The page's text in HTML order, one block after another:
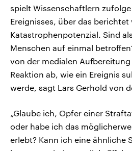
spielt Wissenschaftlern
Ereignisses, über das
Katastrophenpotenzial. Sind
Menschen auf einmal
von der medialen
Reaktion ab, wie ein Ereignis
werde, sagt Lars Gerhold von
„Glaube ich, Opfer einer
oder habe ich das
erlebt? Kann ich eine ähnliche